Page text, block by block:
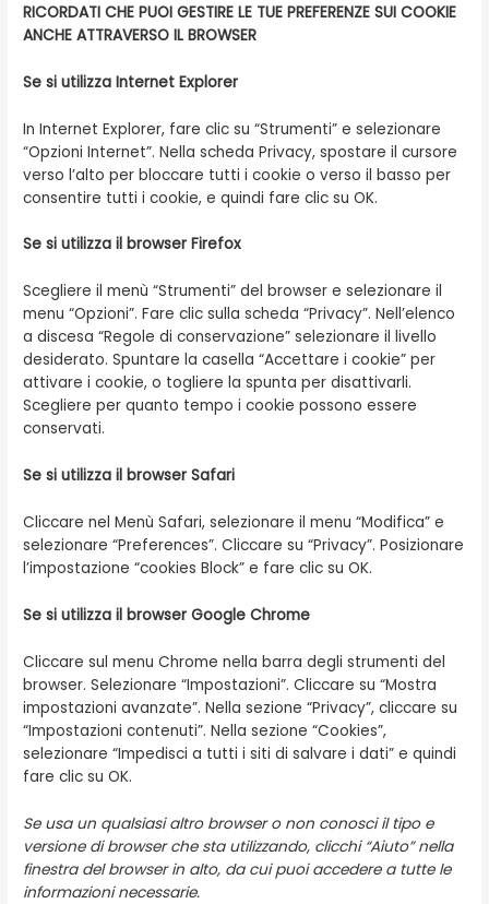
RICORDATI CHE PUOI GESTIRE LE TUE PREFERENZE SUI COOKIE
ANCHE ATTRAVERSO IL BROWSER
Se si utilizza Internet Explorer
In Internet Explorer, fare clic su “Strumenti” e selezionare
“Opzioni Internet”. Nella scheda Privacy, spostare il cursore
verso l’alto per bloccare tutti i cookie o verso il basso per
consentire tutti i cookie, e quindi fare clic su OK.
Se si utilizza il browser Firefox
Scegliere il menù “Strumenti” del browser e selezionare il
menu “Opzioni”. Fare clic sulla scheda “Privacy”. Nell’elenco
a discesa “Regole di conservazione” selezionare il livello
desiderato. Spuntare la casella “Accettare i cookie” per
attivare i cookie, o togliere la spunta per disattivarli.
Scegliere per quanto tempo i cookie possono essere
conservati.
Se si utilizza il browser Safari
Cliccare nel Menù Safari, selezionare il menu “Modifica” e
selezionare “Preferences”. Cliccare su “Privacy”. Posizionare
l’impostazione “cookies Block” e fare clic su OK.
Se si utilizza il browser Google Chrome
Cliccare sul menu Chrome nella barra degli strumenti del
browser. Selezionare “Impostazioni”. Cliccare su “Mostra
impostazioni avanzate”. Nella sezione “Privacy”, cliccare su
“Impostazioni contenuti”. Nella sezione “Cookies”,
selezionare “Impedisci a tutti i siti di salvare i dati” e quindi
fare clic su OK.
Se usa un qualsiasi altro browser o non conosci il tipo e
versione di browser che sta utilizzando, clicchi “Aiuto” nella
finestra del browser in alto, da cui puoi accedere a tutte le
informazioni necessarie.